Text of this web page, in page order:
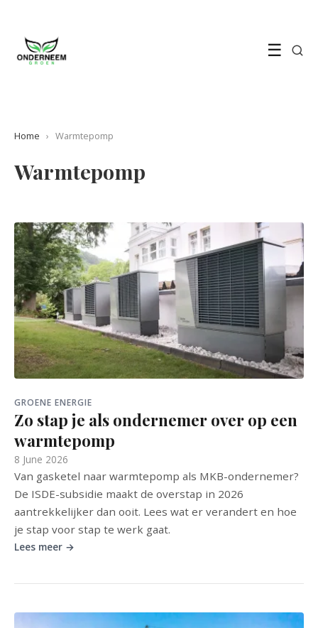
☰
Home › Warmtepomp
Warmtepomp
GROENE ENERGIE
Zo stap je als ondernemer over op een
warmtepomp
8 June 2026
Van gasketel naar warmtepomp als MKB-ondernemer?
De ISDE-subsidie maakt de overstap in 2026
aantrekkelijker dan ooit. Lees wat er verandert en hoe
je stap voor stap te werk gaat.
Lees meer →